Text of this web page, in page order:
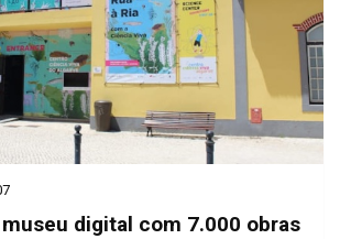
digital com 7.000 obras